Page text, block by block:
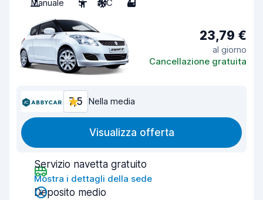
Manuale 5 A/C 4
23,79 €
al giorno
Cancellazione gratuita
7,5 Nella media
Visualizza offerta
Servizio navetta gratuito
Mostra i dettagli della sede
Deposito medio